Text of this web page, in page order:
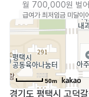
월 700,000원 벌
급여가 최저임금 미달이
50m
경기도 평택시 고덕